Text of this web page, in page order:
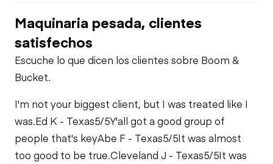
Air Conditioner
Limited Function
Check
Fuel Leaks
Limited Function
Check - Brakes
Maquinaria pesada, clientes
satisfechos
Escuche lo que dicen los clientes sobre Boom &
Bucket.
I'm not your biggest client, but I was treated like I
was.Ed K - Texas5/5Y'all got a good group of
people that's keyAbe F - Texas5/5It was almost
too good to be true.Cleveland J - Texas5/5It was